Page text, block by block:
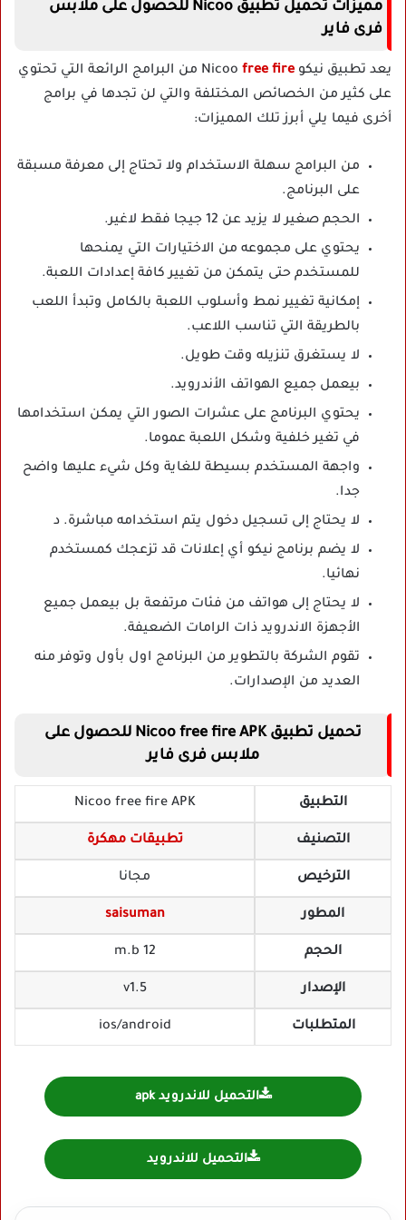
مميزات تحميل تطبيق Nicoo للحصول على ملابس
فرى فاير
يعد تطبيق نيكو Nicoo free fire
من البرامج الرائعة التي تحتوي
على كثير من الخصائص المختلفة والتي لن تجدها في برامج
أخرى فيما يلي أبرز تلك المميزات:
من البرامج سهلة الاستخدام ولا تحتاج إلى معرفة مسبقة
على البرنامج.
الحجم صغير لا يزيد عن 12 جيجا فقط لاغير.
يحتوي على مجموعه من الاختيارات التي يمنحها
للمستخدم حتى يتمكن من تغيير كافة إعدادات اللعبة.
إمكانية تغيير نمط وأسلوب اللعبة بالكامل وتبدأ اللعب
بالطريقة التي تناسب اللاعب.
لا يستغرق تنزيله وقت طويل.
بيعمل جميع الهواتف الأندرويد.
يحتوي البرنامج على عشرات الصور التي يمكن استخدامها
في تغير خلفية وشكل اللعبة عموما.
واجهة المستخدم بسيطة للغاية وكل شيء عليها واضح
جدا.
لا يحتاج إلى تسجيل دخول يتم استخدامه مباشرة. د
لا يضم برنامج نيكو أي إعلانات قد تزعجك كمستخدم
نهائيا.
لا يحتاج إلى هواتف من فئات مرتفعة بل بيعمل جميع
الأجهزة الاندرويد ذات الرامات الضعيفة.
تقوم الشركة بالتطوير من البرنامج اول بأول وتوفر منه
العديد من الإصدارات.
تحميل تطبيق Nicoo free fire APK للحصول على
ملابس فرى فاير
التطبيق Nicoo free fire APK
التصنيف تطبيقات مهكرة
الترخيص مجانا
المطور saisuman
الحجم 12 m.b
الإصدار v1.5
المتطلبات ios/android
التحميل للاندرويد apk
التحميل للاندرويد